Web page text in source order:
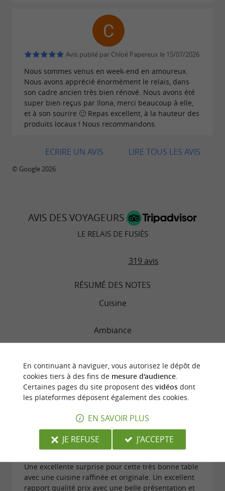
très belle cave
plus de 200 références de vins et de spiritueux.
Le repas terminé, que diriez-vous de prendre
votre café ou un digestif au bar cosy avec
cheminée?
Le Relais de Fusiès, une étape
gastronomique incontournable dans le
Le petit plus: L’établissement est également un
hôtel de 30 chambres
Horaires: Le Relais de Fusiès est ouvert tous les
soirs jusqu’au mois de novembre de 19h à 21h15
(heure d’arrivée), et le midi du mardi au
dimanche de 12h à 13h30 voir 13h45 le samedi et
le dimanche (heure d’arrivée)
Téléchargements :
carte-2025.pdf
Avis publié par Chloé Papereux le 15/07/2026
Nous sommes venus en week-end en amoureux.
Nous avons apprécié énormément le relais, dans
son cadre ancien très bien rénové. Nous avons été
super bien reçus par Ilona, merci beaucoup à elle,
et à son sourire 🙂 Repas excellent, à la hauteur des
produits locaux ! Nous recommandons.
LIRE TOUS LES AVIS
ECRIRE UN AVIS
© Google 2026
AVIS DES VOYAGEURS
LE RELAIS DE FUSIÈS
319 avis
RÉSUMÉ DES NOTES
Cuisine
Ambiance
Qualité/prix
"Excellent rapport qualité prix et cuisine raffinée"
Avis publié par FrequentFlier791137 (Pignan,
France) le 06/08/2026
Une excellente surprise pour cette très bonne table
avec une cuisine raffinée et originale. Un excellent
rapport qualité prix avec une belle présentation et
En continuant à naviguer, vous autorisez le dépôt de
cookies tiers à des fins de mesure d'audience.
Certaines pages du site proposent des vidéosdont
les plateformes déposent également des cookies.
EN SAVOIR PLUS
JE REFUSE
J'ACCEPTE